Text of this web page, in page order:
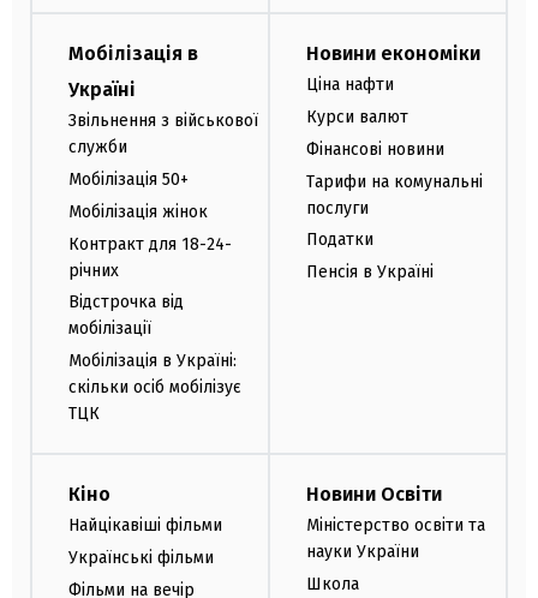
Мобілізація в
Україні
Звільнення з військової
служби
Мобілізація 50+
Мобілізація жінок
Контракт для 18-24-
річних
Відстрочка від
мобілізації
Мобілізація в Україні:
скільки осіб мобілізує
ТЦК
Новини економіки
Ціна нафти
Курси валют
Фінансові новини
Тарифи на комунальні
послуги
Податки
Пенсія в Україні
Кіно
Найцікавіші фільми
Українські фільми
Фільми на вечір
Новини Освіти
Міністерство освіти та
науки України
Школа